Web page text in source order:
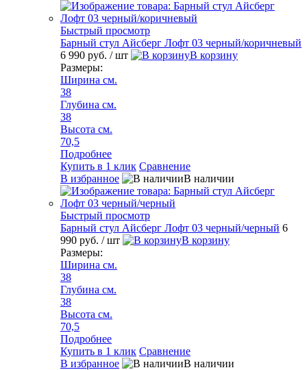
Быстрый просмотр
Барный стул Айсберг Лофт 03 черный/коричневый
6 990 руб. / шт
В корзину
Размеры:
Ширина см.
38
Глубина см.
38
Высота см.
70,5
Подробнее
Купить в 1 клик Сравнение
В избранное
В наличии
Быстрый просмотр
Барный стул Айсберг Лофт 03 черный/черный 6
990 руб. / шт
В корзину
Размеры:
Ширина см.
38
Глубина см.
38
Высота см.
70,5
Подробнее
Купить в 1 клик Сравнение
В избранное
В наличии